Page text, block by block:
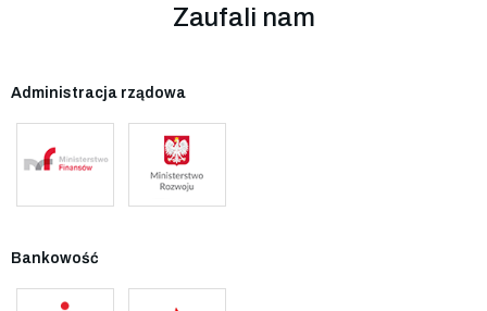
Zaufali nam
Administracja rządowa
Bankowość